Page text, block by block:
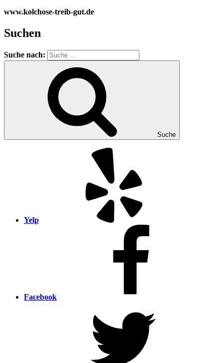
www.kolchose-treib-gut.de
Suchen
Suche nach:
Suche
Yelp
Facebook